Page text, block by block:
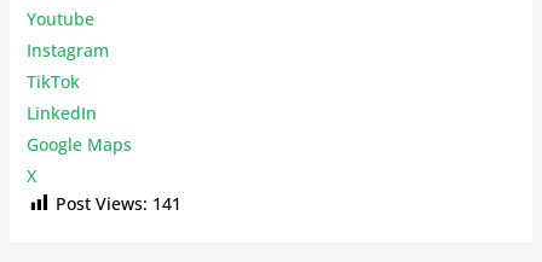
Youtube
Instagram
TikTok
LinkedIn
Google Maps
X
Post Views: 141